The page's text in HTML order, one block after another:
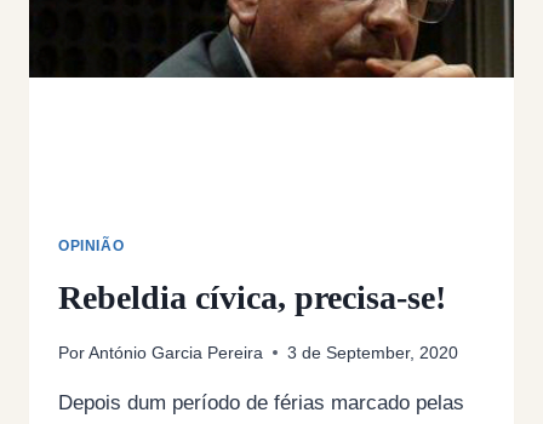
OPINIÃO
Rebeldia cívica, precisa-se!
Por António Garcia Pereira 3 de September, 2020
Depois dum período de férias marcado pelas